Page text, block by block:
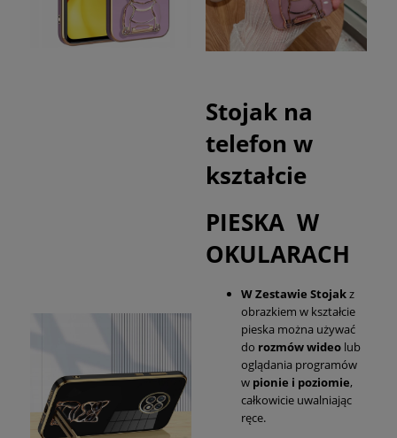
Stojak na
telefon w
kształcie
PIESKA W
OKULARACH
W Zestawie Stojakz
obrazkiem w kształcie
pieska można używać
do rozmów wideo lub
oglądania programów
w pionie i poziomie,
całkowicie uwalniając
ręce.